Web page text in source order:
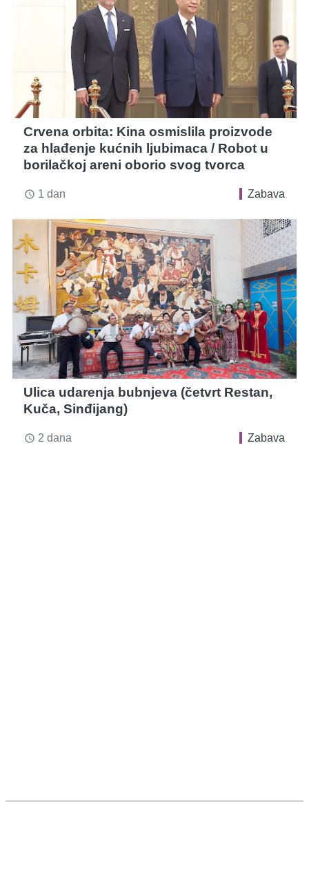
Crvena orbita: Kina osmislila proizvode
za hlađenje kućnih ljubimaca / Robot u
borilačkoj areni oborio svog tvorca
access_time 1 dan Zabava
Ulica udarenja bubnjeva (četvrt Restan,
Kuča, Sinđijang)
access_time 2 dana Zabava